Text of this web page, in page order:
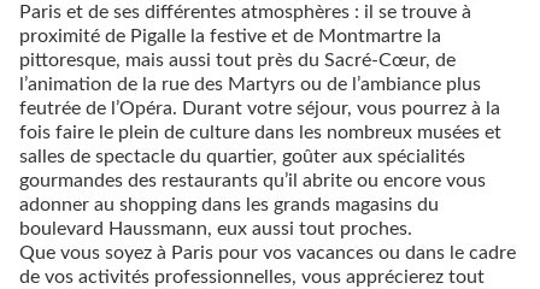
Paris et de ses différentes atmosphères : il se trouve à
proximité de Pigalle la festive et de Montmartre la
pittoresque, mais aussi tout près du Sacré-Cœur, de
l’animation de la rue des Martyrs ou de l’ambiance plus
feutrée de l’Opéra. Durant votre séjour, vous pourrez à la
fois faire le plein de culture dans les nombreux musées et
salles de spectacle du quartier, goûter aux spécialités
gourmandes des restaurants qu’il abrite ou encore vous
adonner au shopping dans les grands magasins du
boulevard Haussmann, eux aussi tout proches.
Que vous soyez à Paris pour vos vacances ou dans le cadre
de vos activités professionnelles, vous apprécierez tout